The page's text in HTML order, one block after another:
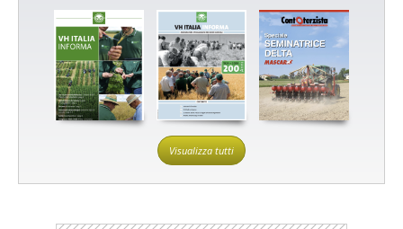
Visualizza tutti